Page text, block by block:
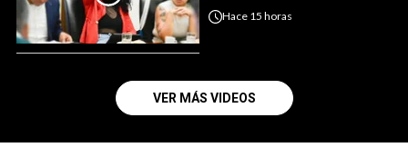
Hace 15 horas
VER MÁS VIDEOS